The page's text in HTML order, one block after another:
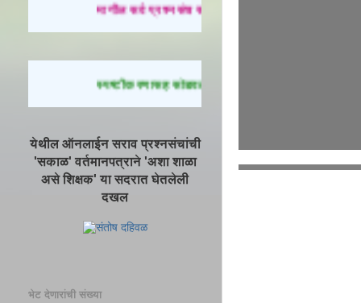
मागील सर्व प्रश्नसंच सोडवण्यासाठी येथे क्लिक करा.
स्पष्टीकरणासह सोडवलेले प्रश्न पाहण्यासाठी येथे क्लिक
येथील ऑनलाईन सराव प्रश्नसंचांची
'सकाळ' वर्तमानपत्राने 'अशा शाळा
असे शिक्षक' या सदरात घेतलेली
दखल
भेट देणारांची संख्या